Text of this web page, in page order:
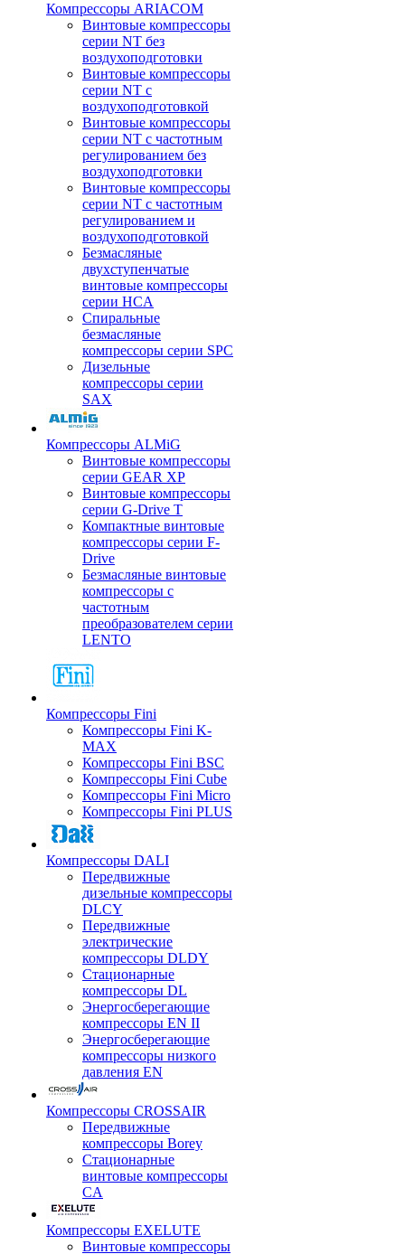
Компрессоры ARIACOM
Винтовые компрессоры
серии NT без
воздухоподготовки
Винтовые компрессоры
серии NT c
воздухоподготовкой
Винтовые компрессоры
серии NT с частотным
регулированием без
воздухоподготовки
Винтовые компрессоры
серии NT с частотным
регулированием и
воздухоподготовкой
Безмасляные
двухступенчатые
винтовые компрессоры
серии HCA
Спиральные
безмасляные
компрессоры серии SPC
Дизельные
компрессоры серии
SAX
Компрессоры ALMiG
Винтовые компрессоры
серии GEAR XP
Винтовые компрессоры
серии G-Drive T
Компактные винтовые
компрессоры серии F-
Drive
Безмасляные винтовые
компрессоры с
частотным
преобразователем серии
LENTO
Компрессоры Fini
Компрессоры Fini K-
MAX
Компрессоры Fini BSC
Компрессоры Fini Cube
Компрессоры Fini Micro
Компрессоры Fini PLUS
Компрессоры DALI
Передвижные
дизельные компрессоры
DLCY
Передвижные
электрические
компрессоры DLDY
Стационарные
компрессоры DL
Энергосберегающие
компрессоры EN II
Энергосберегающие
компрессоры низкого
давления EN
Компрессоры CROSSAIR
Передвижные
компрессоры Borey
Стационарные
винтовые компрессоры
CA
Компрессоры EXELUTE
Винтовые компрессоры